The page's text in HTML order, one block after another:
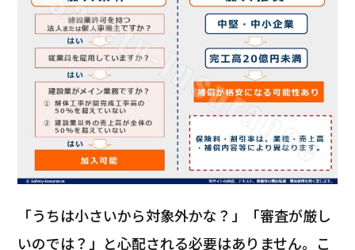
「うちは小さいから対象外かな？」「審査が厳し
いのでは？」と心配される必要はありません。こ